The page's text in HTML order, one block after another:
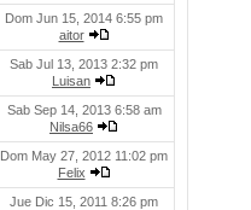
Dom Jun 15, 2014 6:55 pm
aitor
Sab Jul 13, 2013 2:32 pm
Luisan
Sab Sep 14, 2013 6:58 am
Nilsa66
Dom May 27, 2012 11:02 pm
Felix
Jue Dic 15, 2011 8:26 pm